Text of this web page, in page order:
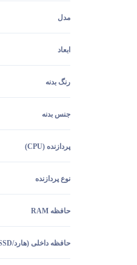
مدل
ابعاد
رنگ بدنه
جنس بدنه
پردازنده (CPU)
نوع پردازنده
حافظه RAM
حافظه داخلی (هارد/SSD)